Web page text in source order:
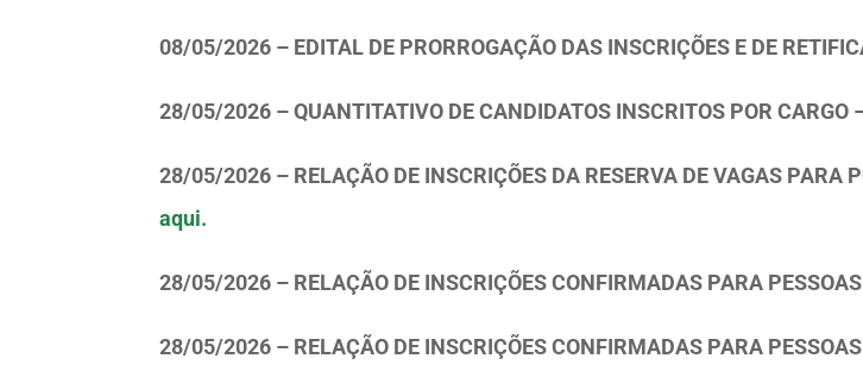
08/05/2026 – EDITAL DE PRORROGAÇÃO DAS INSCRIÇÕES E DE
28/05/2026 – QUANTITATIVO DE CANDIDATOS INSCRITOS POR CARGO
28/05/2026 – RELAÇÃO DE INSCRIÇÕES DA RESERVA DE VAGAS PARA
aqui.
28/05/2026 – RELAÇÃO DE INSCRIÇÕES CONFIRMADAS PARA
28/05/2026 – RELAÇÃO DE INSCRIÇÕES CONFIRMADAS PARA